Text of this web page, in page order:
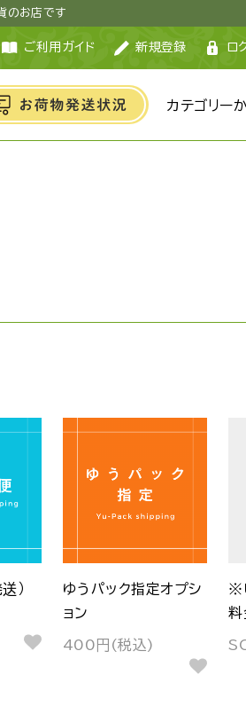
のお店です
ご利用ガイド 新規登録 ロ
カテゴリー
）
ゆうパック指定オプシ
ョン
400円(税込)
料